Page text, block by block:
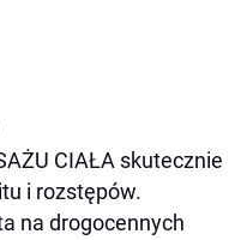
CIAŁA skutecznie
i rozstępów.
na drogocennych